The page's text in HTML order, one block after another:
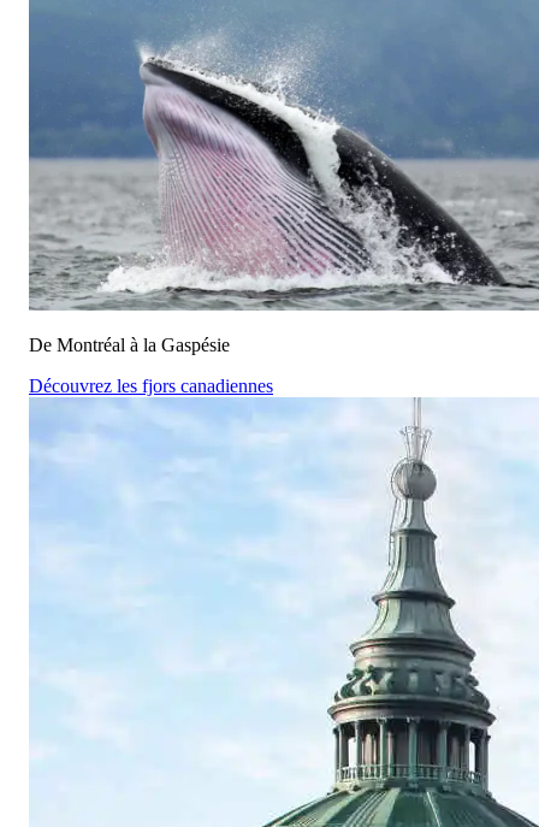
De Montréal à la Gaspésie
Découvrez les fjors canadiennes